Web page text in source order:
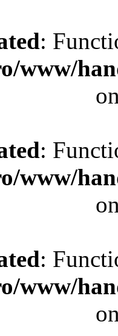
:
www/
:
www/
:
www/